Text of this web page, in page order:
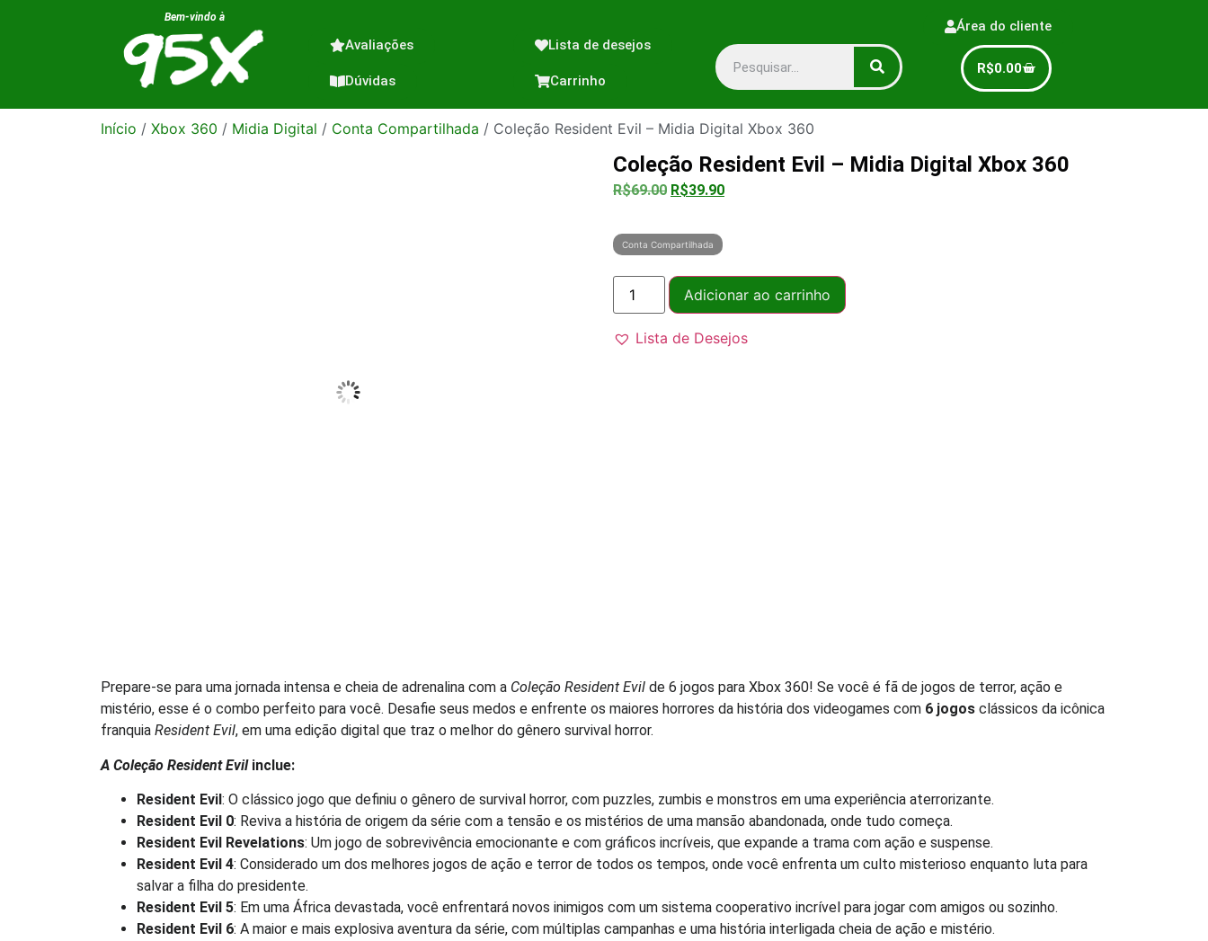
Bem-vindo à
Avaliações
Dúvidas
Lista de desejos
Carrinho
Área do cliente
R$0.00
Início / Xbox 360 / Midia Digital / Conta Compartilhada / Coleção Resident Evil – Midia Digital Xbox 360
Coleção Resident Evil – Midia Digital Xbox 360
R$69.00 R$39.90
Conta Compartilhada
Adicionar ao carrinho
Lista de Desejos
Prepare-se para uma jornada intensa e cheia de adrenalina com a Coleção Resident Evil de 6 jogos para Xbox 360! Se você é fã de jogos de terror, ação e
mistério, esse é o combo perfeito para você. Desafie seus medos e enfrente os maiores horrores da história dos videogames com 6 jogos clássicos da icônica
franquia Resident Evil, em uma edição digital que traz o melhor do gênero survival horror.
A Coleção Resident Evilinclue:
Resident Evil: O clássico jogo que definiu o gênero de survival horror, com puzzles, zumbis e monstros em uma experiência aterrorizante.
Resident Evil 0: Reviva a história de origem da série com a tensão e os mistérios de uma mansão abandonada, onde tudo começa.
Resident Evil Revelations: Um jogo de sobrevivência emocionante e com gráficos incríveis, que expande a trama com ação e suspense.
Resident Evil 4: Considerado um dos melhores jogos de ação e terror de todos os tempos, onde você enfrenta um culto misterioso enquanto luta para
salvar a filha do presidente.
Resident Evil 5: Em uma África devastada, você enfrentará novos inimigos com um sistema cooperativo incrível para jogar com amigos ou sozinho.
Resident Evil 6: A maior e mais explosiva aventura da série, com múltiplas campanhas e uma história interligada cheia de ação e mistério.